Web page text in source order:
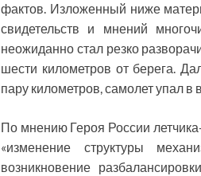
фактов. Изложенный ниже
свидетельств и мнений
неожиданно стал резко
шести километров от берега.
пару километров, самолет упал в
По мнению Героя России
«изменение структуры
возникновение